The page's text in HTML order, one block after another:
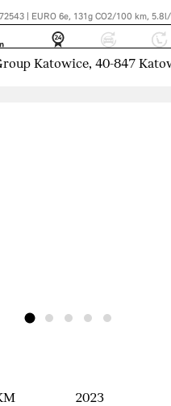
| EURO 6e, 131g CO2/100 km,
Katowice, 40-847
2023